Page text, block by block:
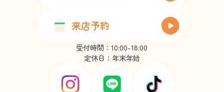
来店予約
受付時間：10:00-18:00
定休日：年末年始